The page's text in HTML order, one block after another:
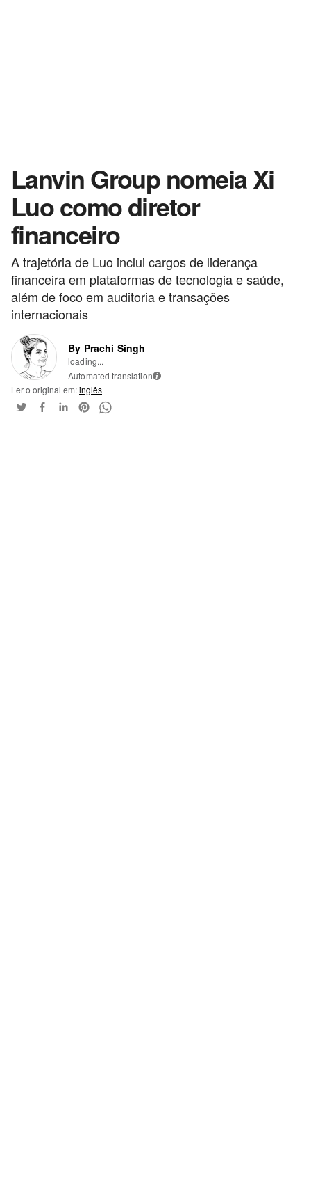
Lanvin Group nomeia Xi
Luo como diretor
financeiro
A trajetória de Luo inclui cargos de liderança
financeira em plataformas de tecnologia e saúde,
além de foco em auditoria e transações
internacionais
By Prachi Singh
loading...
Automated translation i
Ler o original em:inglês